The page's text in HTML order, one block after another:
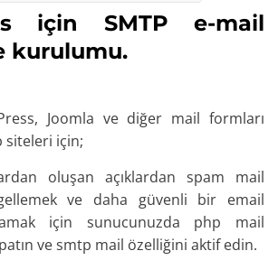
için SMTP e-mail
kurulumu.
Joomla ve diğer mail formları
siteleri için;
oluşan açıklardan spam mail
ve daha güvenli bir email
için sunucunuzda php mail
ve smtp mail özelliğini aktif edin.